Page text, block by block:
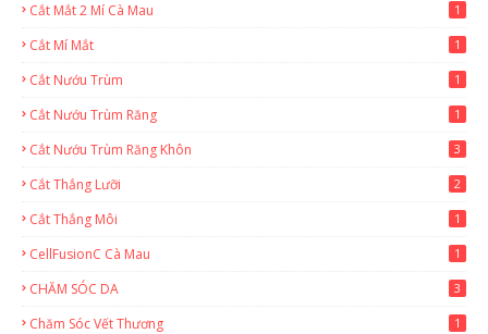
Cắt Mắt 2 Mí Cà Mau 1
Cắt Mí Mắt 1
Cắt Nướu Trùm 1
Cắt Nướu Trùm Răng 1
Cắt Nướu Trùm Răng Khôn 3
Cắt Thắng Lưỡi 2
Cắt Thắng Môi 1
CellFusionC Cà Mau 1
CHĂM SÓC DA 3
Chăm Sóc Vết Thương 1